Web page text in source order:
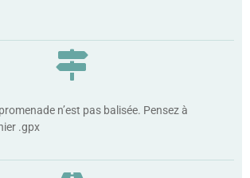
n’est pas balisée. Pensez à
.gpx